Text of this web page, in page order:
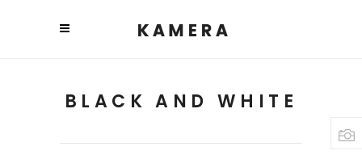
BLACK AND WHITE